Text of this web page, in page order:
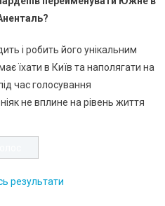
і робить його унікальним
їхати в Київ та наполягати на
час голосування
не вплине на рівень життя
результати